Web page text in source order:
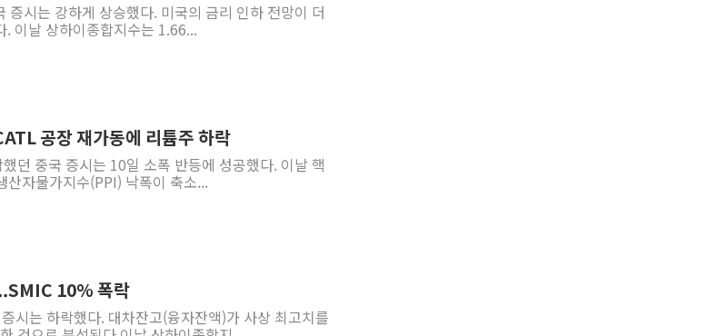
시는 강하게 상승했다. 미국의 금리 인하 전망이 더
이날 상하이종합지수는 1.66...
공장 재가동에 리튬주 하락
던 중국 증시는 10일 소폭 반등에 성공했다. 이날 핵
산자물가지수(PPI) 낙폭이 축소...
10% 폭락
시는 하락했다. 대차잔고(융자잔액)가 사상 최고치를